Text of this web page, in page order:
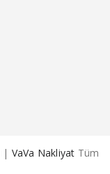
| VaVa Nakliyat Tüm